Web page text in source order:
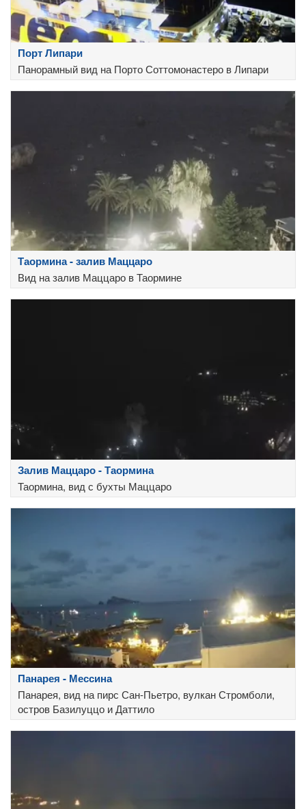
Порт Липари
Панорамный вид на Порто Соттомонастеро в Липари
Таормина - залив Маццаро
Вид на залив Маццаро в Таормине
Залив Маццаро - Таормина
Таормина, вид с бухты Маццаро
Панарея - Мессина
Панарея, вид на пирс Сан-Пьетро, вулкан Стромболи,
остров Базилуццо и Даттило